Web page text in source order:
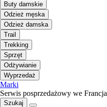
Buty damskie
Odzież męska
Odzież damska
Trail
Trekking
Sprzęt
Odżywianie
Wyprzedaż
Marki
Serwis posprzedażowy we Francja
Szukaj